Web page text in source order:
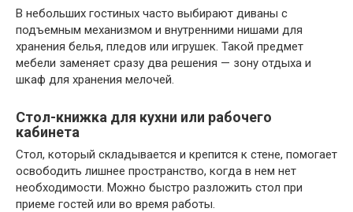
В небольших гостиных часто выбирают диваны с
подъемным механизмом и внутренними нишами для
хранения белья, пледов или игрушек. Такой предмет
мебели заменяет сразу два решения — зону отдыха и
шкаф для хранения мелочей.
Стол-книжка для кухни или рабочего
кабинета
Стол, который складывается и крепится к стене, помогает
освободить лишнее пространство, когда в нем нет
необходимости. Можно быстро разложить стол при
приеме гостей или во время работы.